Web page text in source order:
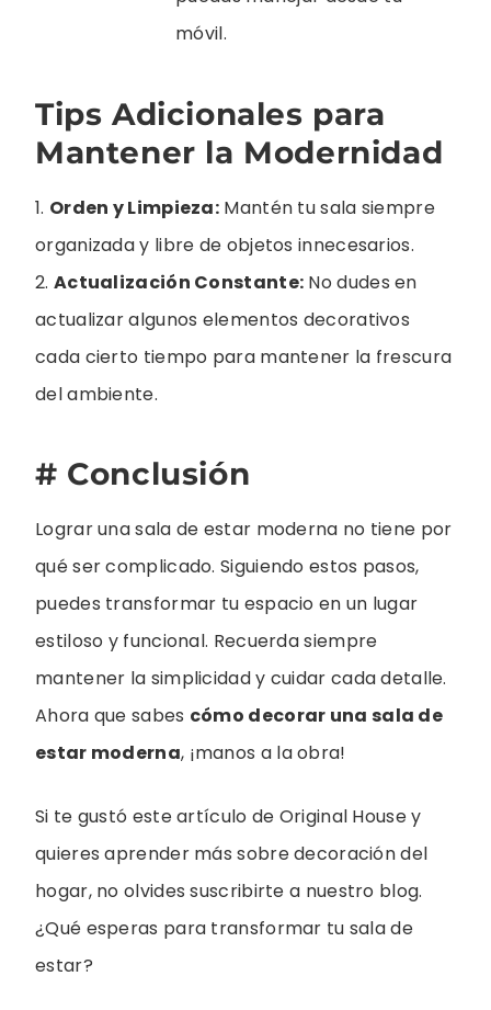
móvil.
Tips Adicionales para
Mantener la Modernidad
1. Orden y Limpieza: Mantén tu sala siempre
organizada y libre de objetos innecesarios.
2. Actualización Constante: No dudes en
actualizar algunos elementos decorativos
cada cierto tiempo para mantener la frescura
del ambiente.
# Conclusión
Lograr una sala de estar moderna no tiene por
qué ser complicado. Siguiendo estos pasos,
puedes transformar tu espacio en un lugar
estiloso y funcional. Recuerda siempre
mantener la simplicidad y cuidar cada detalle.
Ahora que sabes cómo decorar una sala de
estar moderna, ¡manos a la obra!
Si te gustó este artículo de Original House y
quieres aprender más sobre decoración del
hogar, no olvides suscribirte a nuestro blog.
¿Qué esperas para transformar tu sala de
estar?